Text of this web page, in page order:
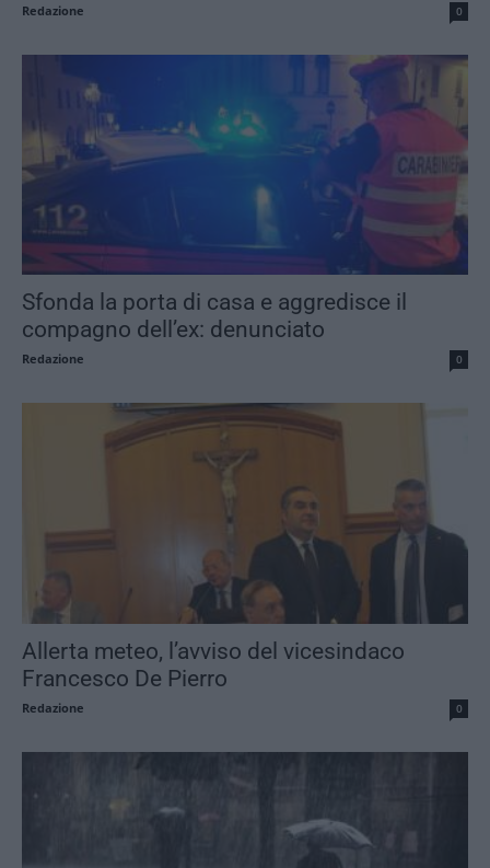
Redazione 0
Sfonda la porta di casa e aggredisce il
compagno dell’ex: denunciato
Redazione 0
Allerta meteo, l’avviso del vicesindaco
Francesco De Pierro
Redazione 0